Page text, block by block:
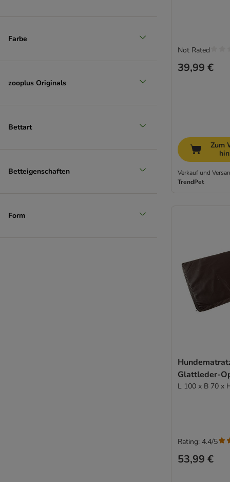
Farbe
zooplus Originals
Bettart
Betteigenschaften
Form
39,99 €
Not Rated
Zum
Verkauf und
TrendPet
Glattleder-
L 100 x B 70 x
53,99 €
Rating: 4.4/5